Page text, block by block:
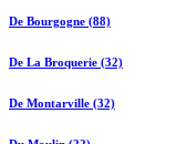
De Bourgogne (88)
De La Broquerie (32)
De Montarville (32)